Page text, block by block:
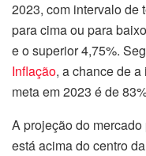
2023, com intervalo de
para cima ou para
e o superior 4,75%.
Inflação, a chance de
meta em 2023 é de
A projeção do
está acima do centro